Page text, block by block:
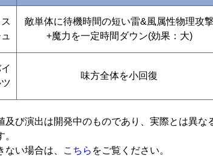
敵単体に待機時間の短い雷&風属性物理攻
+魔力を一定時間ダウン(効果：大)
味方全体を小回復
び演出は開発中のものであり、実際とは異な
い場合は、
こちら をご覧ください。